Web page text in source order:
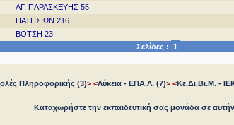
ΑΓ. ΠΑΡΑΣΚΕΥΗΣ 55
ΠΑΤΗΣΙΩΝ 216
ΒΟΤΣΗ 23
Σελίδες : 1
Πληροφορικής (3)> <Λύκεια - ΕΠΑ.Λ. (7)> <Κε.Δι.Βι.Μ. -
Καταχωρήστε την εκπαιδευτική σας μονάδα σε